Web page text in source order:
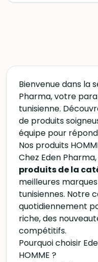
hyaluronique.
Bienvenue dans la
Pharma, votre
tunisienne.
de produits
équipe pour
Nos produits
Chez Eden
produits de la
meilleures
tunisiennes. Notre
quotidiennement
riche, des
compétitifs.
Pourquoi choisir
HOMME ?